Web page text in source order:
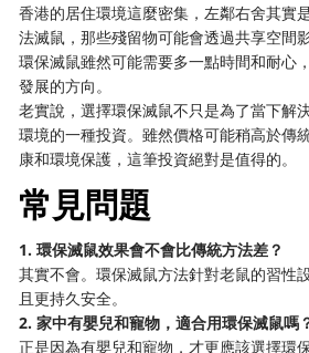
香港的居住環境這麼密集，左鄰右舍其實
法滅鼠，那些殘留物可能會透過共享空間
環保滅鼠雖然可能需要多一點時間和耐心
發展的方向。
老實說，選擇環保滅鼠不只是為了當下解
環境的一種投資。雖然價格可能稍高於傳
康和環境保護，這筆投資絕對是值得的。
常見問題
1. 環保滅鼠效果會不會比傳統方法差？
其實不會。環保滅鼠方法針對老鼠的習性
且更持久安全。
2. 家中有嬰兒和寵物，適合用環保滅鼠嗎
正是因為有嬰兒和寵物，才更應該選擇環